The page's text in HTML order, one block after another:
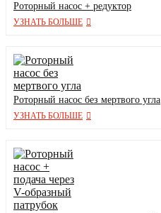
Роторный насос + редуктор
УЗНАТЬ БОЛЬШЕ
Роторный насос без мертвого угла
УЗНАТЬ БОЛЬШЕ